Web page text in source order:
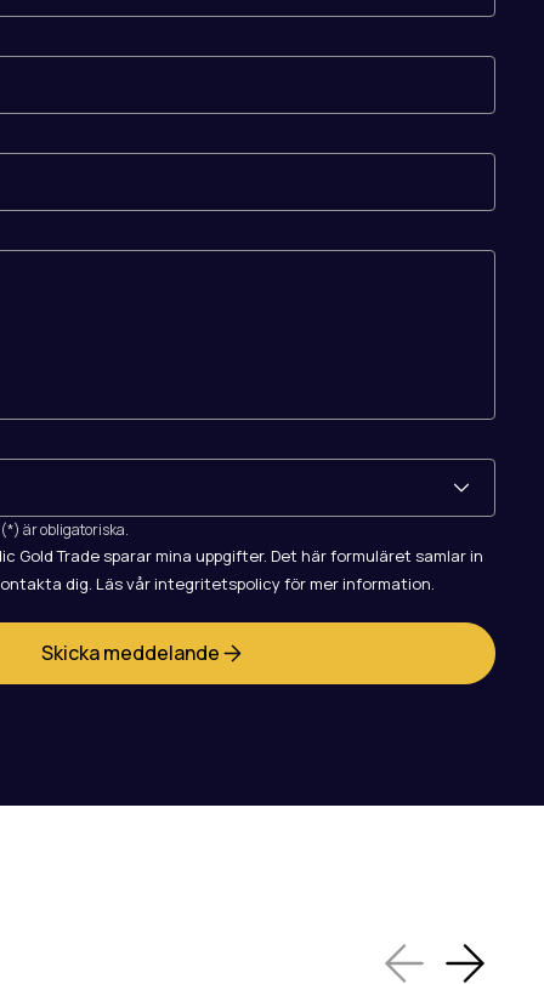
är obligatoriska.
Gold Trade sparar mina uppgifter. Det här formuläret samlar in
dig. Läs vår integritetspolicy för mer information.
Skicka meddelande